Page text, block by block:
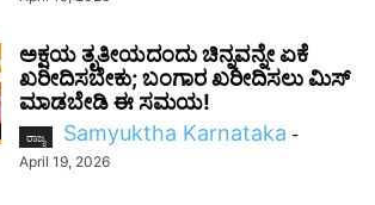
ಅಕ್ಷಯ ತೃತೀಯದಂದು ಚಿನ್ನವನ್ನೇ ಏಕೆ
ಖರೀದಿಸಬೇಕು; ಬಂಗಾರ ಖರೀದಿಸಲು ಮಿಸ್
ಮಾಡಬೇಡಿ ಈ ಸಮಯ!
ರಾಜ್ಯ Samyuktha Karnataka -
April 19, 2026